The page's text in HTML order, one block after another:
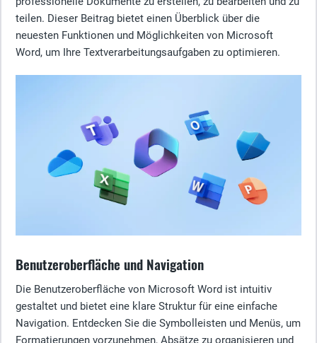
teilen. Dieser Beitrag bietet einen Überblick über die
neuesten Funktionen und Möglichkeiten von Microsoft
Word, um Ihre Textverarbeitungsaufgaben zu optimieren.
Benutzeroberfläche und Navigation
Die Benutzeroberfläche von Microsoft Word ist intuitiv
gestaltet und bietet eine klare Struktur für eine einfache
Navigation. Entdecken Sie die Symbolleisten und Menüs, um
Formatierungen vorzunehmen, Absätze zu organisieren und